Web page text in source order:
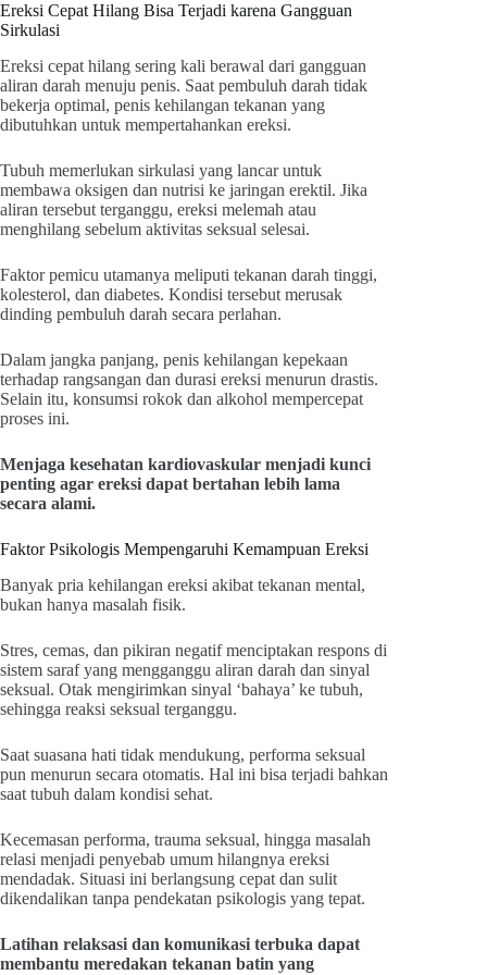
Ereksi Cepat Hilang Bisa Terjadi karena Gangguan
Sirkulasi
Ereksi cepat hilang sering kali berawal dari gangguan
aliran darah menuju penis. Saat pembuluh darah tidak
bekerja optimal, penis kehilangan tekanan yang
dibutuhkan untuk mempertahankan ereksi.
Tubuh memerlukan sirkulasi yang lancar untuk
membawa oksigen dan nutrisi ke jaringan erektil. Jika
aliran tersebut terganggu, ereksi melemah atau
menghilang sebelum aktivitas seksual selesai.
Faktor pemicu utamanya meliputi tekanan darah tinggi,
kolesterol, dan diabetes. Kondisi tersebut merusak
dinding pembuluh darah secara perlahan.
Dalam jangka panjang, penis kehilangan kepekaan
terhadap rangsangan dan durasi ereksi menurun drastis.
Selain itu, konsumsi rokok dan alkohol mempercepat
proses ini.
Menjaga kesehatan kardiovaskular menjadi kunci
penting agar ereksi dapat bertahan lebih lama
secara alami.
Faktor Psikologis Mempengaruhi Kemampuan Ereksi
Banyak pria kehilangan ereksi akibat tekanan mental,
bukan hanya masalah fisik.
Stres, cemas, dan pikiran negatif menciptakan respons di
sistem saraf yang mengganggu aliran darah dan sinyal
seksual. Otak mengirimkan sinyal ‘bahaya’ ke tubuh,
sehingga reaksi seksual terganggu.
Saat suasana hati tidak mendukung, performa seksual
pun menurun secara otomatis. Hal ini bisa terjadi bahkan
saat tubuh dalam kondisi sehat.
Kecemasan performa, trauma seksual, hingga masalah
relasi menjadi penyebab umum hilangnya ereksi
mendadak. Situasi ini berlangsung cepat dan sulit
dikendalikan tanpa pendekatan psikologis yang tepat.
Latihan relaksasi dan komunikasi terbuka dapat
membantu meredakan tekanan batin yang